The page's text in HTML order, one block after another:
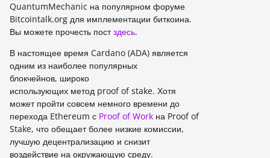
QuantumMechanic на популярном форуме
Bitcointalk.org для имплементации биткоина.
Вы можете прочесть постздесь.
В настоящее время Cardano (ADA) является
одним из наиболее популярных
блокчейнов, широко
использующих метод proof of stake. Хотя
может пройти совсем немного времени до
перехода Ethereum с Proof of Work на Proof of
Stake, что обещает более низкие комиссии,
лучшую децентрализацию и снизит
воздействие на окружающую среду.